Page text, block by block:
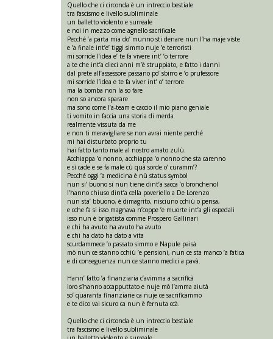
Quello che ci circonda è un intreccio bestiale
tra fascismo e livello subliminale
un balletto violento e surreale
e noi in mezzo come agnello sacrificale
Pecché ’a parta mia do’ munno sti denare nun l’ha maje viste
e ’a finale int’e’ tiggi simmo nuje ’e terroristi
mi sorride l’idea e’ te fa vivere int’ ’o terrore
a te che int’a dieci anni m’è struppiato, e fatto i danni
dal prete all’assessore passano po’ sbirro e ’o prufessore
mi sorride l’idea e te fa viver int’ o’ terrore
ma la bomba non la so fare
non so ancora sparare
ma sono come l’a-team e caccio il mio piano geniale
ti vomito in faccia una storia di merda
realmente vissuta da me
e non ti meravigliare se non avrai niente perché
mi hai disturbato proprio tu
hai fatto tanto male al nostro amato zulù.
Acchiappa ’o nonno, acchiappa ’o nonno che sta carenno
e sì cade e se fa male cù quà sorde o’ curamm’?
Pecché oggi ’a medicina è nù status symbol
nun si’ buono si nun tiene dint’a sacca ’o bronchenol
l’hanno chiuso dint’a cella poveriello a De Lorenzo
nun sta’ bbuono, è dimagrito, nisciuno cchiù o pensa,
e cche fa si isso magnava n’coppe ’e muorte int’a gli ospedali
isso nun è brigatista comme Prospero Gallinari
e chi ha avuto ha avuto ha avuto
e chi ha dato ha dato a vita
scurdammece ’o passato simmo e Napule paisà
mò nun ce stanno cchiù ’e pensioni, nun ce sta manco ’a fatica
e di conseguenza nun ce stanno medici a pavà.
Hann’ fatto ’a finanziaria c’avimma a sacrificà
loro s’hanno accapputtato e nuje mò l’amma aiutà
so’ quaranta finanziarie ca nuje ce sacrificammo
e te dico vai sicuro ca nun è fernuta ccà.
Quello che ci circonda è un intreccio bestiale
tra fascismo e livello subliminale